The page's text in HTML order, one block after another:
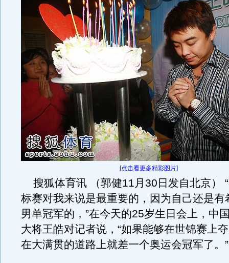
[点击看更多精彩图片]
搜狐体育讯 （郭健11月30日发自北京）
标赛对我来说是最重要的，因为自己还是有
男单冠军的，”在今天的25岁生日会上，中
大将王皓对记者说，“如果能够在世锦赛上
在大满贯的道路上就差一个奥运会冠军了。”